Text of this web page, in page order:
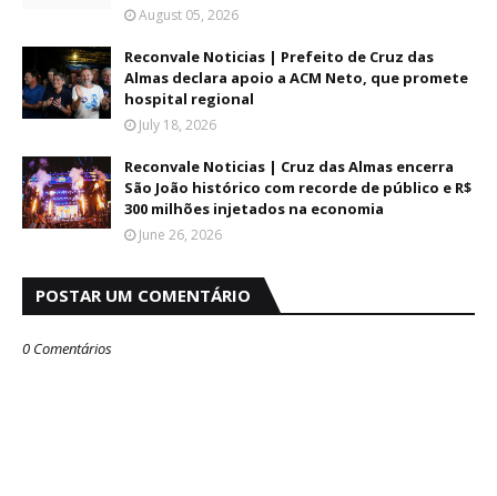
August 05, 2026
Reconvale Noticias | Prefeito de Cruz das
Almas declara apoio a ACM Neto, que promete
hospital regional
July 18, 2026
Reconvale Noticias | Cruz das Almas encerra
São João histórico com recorde de público e R$
300 milhões injetados na economia
June 26, 2026
POSTAR UM COMENTÁRIO
0 Comentários